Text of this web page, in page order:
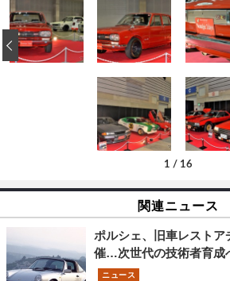
1 / 16
‹
関連ニュース
ポルシェ、旧車レストア
催…次世代の技術者育成
ニュース